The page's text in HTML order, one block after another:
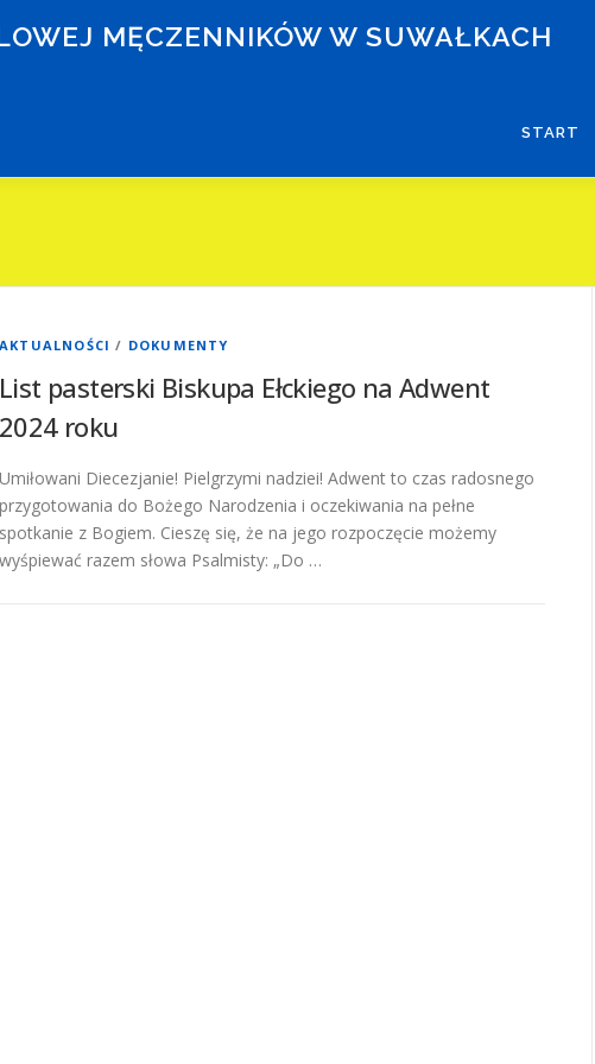
MĘCZENNIKÓW W SUWAŁKACH
START
AKTUALNOŚCI / DOKUMENTY
List pasterski Biskupa Ełckiego na Adwent
2024 roku
Umiłowani Diecezjanie! Pielgrzymi nadziei! Adwent to czas radosnego
przygotowania do Bożego Narodzenia i oczekiwania na pełne
spotkanie z Bogiem. Cieszę się, że na jego rozpoczęcie możemy
wyśpiewać razem słowa Psalmisty: „Do …